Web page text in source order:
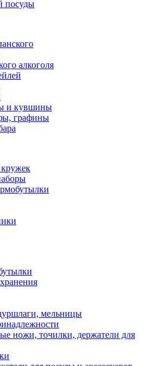
посуды
алкоголя
и кувшины
графины
мельницы
ножи, точилки, держатели для